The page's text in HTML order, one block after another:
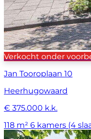
Verkocht onder
Jan Tooroplaan 10
Heerhugowaard
€ 375.000 k.k.
118 m² 6 kamers (4